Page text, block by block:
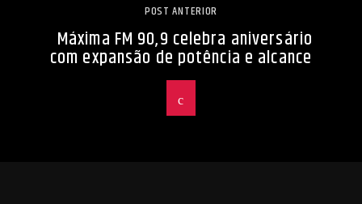
POST ANTERIOR
Máxima FM 90,9 celebra aniversário
com expansão de potência e alcance